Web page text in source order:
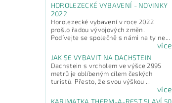
HOROLEZECKÉ VYBAVENÍ - NOVINKY
2022
Horolezecké vybavení v roce 2022
prošlo řadou vývojových změn.
Podívejte se společně s námi na ty ne...
více
JAK SE VYBAVIT NA DACHSTEIN
Dachstein s vrcholem ve výšce 2995
metrů je oblíbeným cílem českých
turistů. Přesto, že svou výškou ...
více
KARIMATKA THERM-A-REST SLAVÍ 50